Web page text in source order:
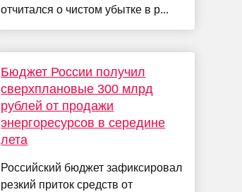
отчитался о чистом убытке в р...
Бюджет России получил
сверхплановые 300 млрд
рублей от продажи
энергоресурсов в середине
лета
Российский бюджет зафиксировал
резкий приток средств от